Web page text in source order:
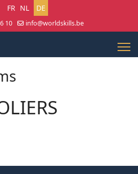
Sprache auswählen
FR NL DE
10
info@worldskills.be